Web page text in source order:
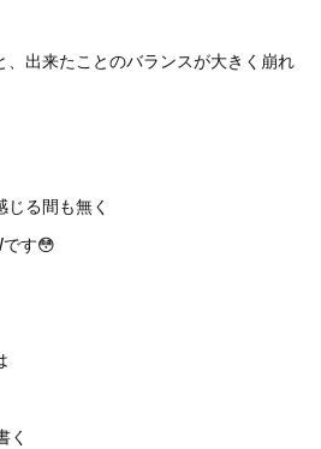
出来たことのバランスが大きく崩れ
る間も無く
す😳
く